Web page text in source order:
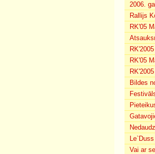
2006.
Rallijs
RK'05
RK'05
Bildes
Vai ar